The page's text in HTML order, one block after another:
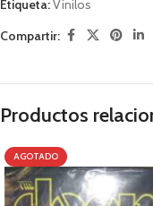
Etiqueta:Vinilos
Compartir:
Productos
AGOTADO